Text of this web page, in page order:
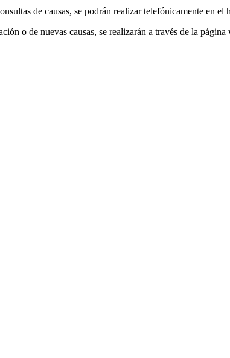
de causas, se podrán realizar telefónicamente en
o de nuevas causas, se realizarán a través de la